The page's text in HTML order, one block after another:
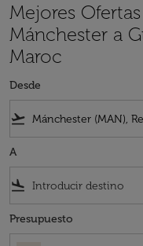
Mejores
Mánchester a
Maroc
Desde
flight_takeoff
A
flight_land
Presupuesto